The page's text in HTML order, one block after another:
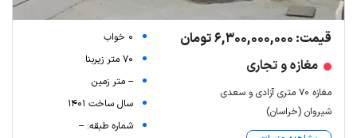
قیمت: 6,300,000,000 تومان
مغازه و تجاری
مغازه 70 متری آزادی و سعدی
شیروان (خراسان)
0 خواب
70 متر زیربنا
-- متر زمین
سال ساخت 1401
شماره طبقه: --